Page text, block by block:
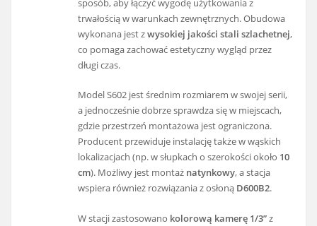
sposób, aby łączyć wygodę użytkowania z
trwałością w warunkach zewnętrznych. Obudowa
wykonana jest zwysokiej jakości stali szlachetnej,
co pomaga zachować estetyczny wygląd przez
długi czas.
Model S602 jest średnim rozmiarem w swojej serii,
a jednocześnie dobrze sprawdza się w miejscach,
gdzie przestrzeń montażowa jest ograniczona.
Producent przewiduje instalację także w wąskich
lokalizacjach (np. w słupkach o szerokości około 10
cm). Możliwy jest montaż natynkowy, a stacja
wspiera również rozwiązania z osłoną D600B2.
W stacji zastosowano kolorową kamerę 1/3”z